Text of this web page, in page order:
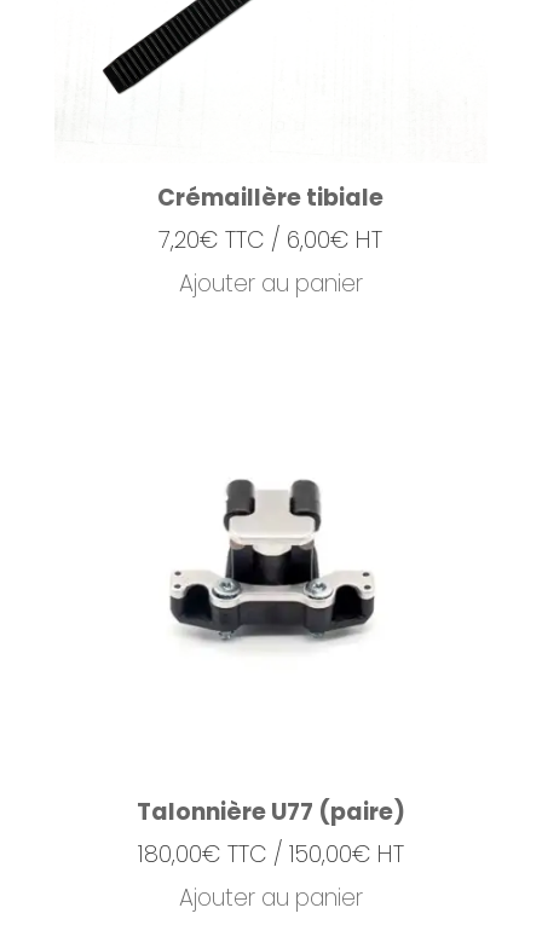
Crémaillère tibiale
7,20€ TTC / 6,00€ HT
Ajouter au panier
Talonnière U77 (paire)
180,00€ TTC / 150,00€ HT
Ajouter au panier